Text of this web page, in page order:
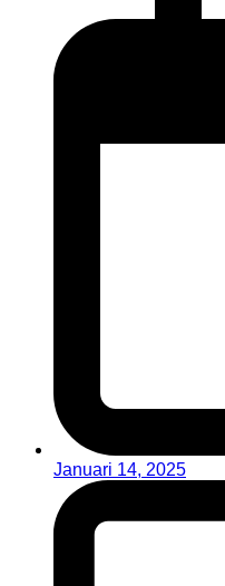
Januari 14, 2025